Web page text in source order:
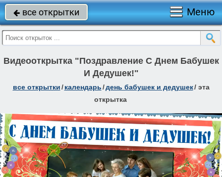
 все открытки Меню
Видеооткрытка "Поздравление С Днем Бабушек
И Дедушек!"
все открытки/ календарь/день бабушек и дедушек/ эта
открытка